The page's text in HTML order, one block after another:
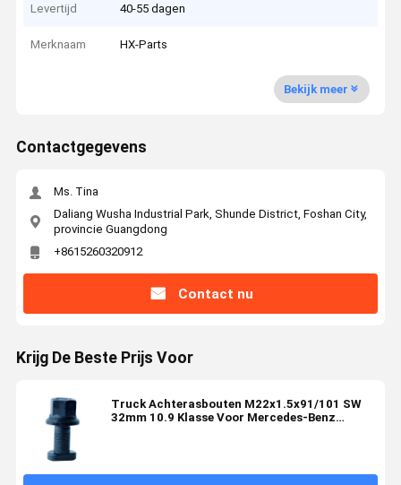
Levertijd 40-55 dagen
Merknaam HX-Parts
Bekijk meer
Contactgegevens
Ms. Tina
Daliang Wusha Industrial Park, Shunde District, Foshan City,
provincie Guangdong
+8615260320912
Contact nu
Krijg De Beste Prijs Voor
Truck Achterasbouten M22x1.5x91/101 SW
32mm 10.9 Klasse Voor Mercedes-Benz